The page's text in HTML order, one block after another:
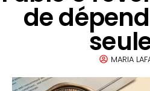
de
MARIA